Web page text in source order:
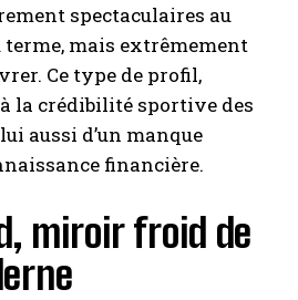
spectaculaires au
mais extrêmement
Ce type de profil,
la crédibilité sportive des
aussi d’un manque
financière.
miroir froid de